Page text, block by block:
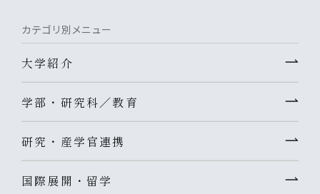
カテゴリ別メニュー
大学紹介
学部・研究科／教育
研究・産学官連携
国際展開・留学